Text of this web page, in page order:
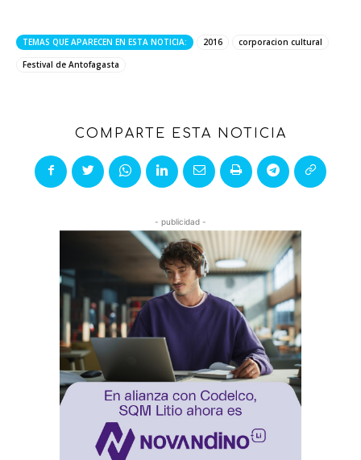
TEMAS QUE APARECEN EN ESTA NOTICIA: 2016
corporacion cultural
Festival de Antofagasta
COMPARTE ESTA NOTICIA
- publicidad -